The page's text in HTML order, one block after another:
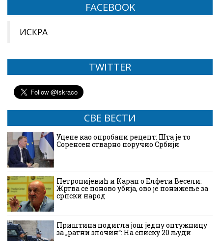
FACEBOOK
ИСКРА
TWITTER
СВЕ ВЕСТИ
Уцене као опробани рецепт: Шта је то
Соренсен стварно поручио Србији
Петронијевић и Каран о Елфети Весели:
Жртва се поново убија, ово је понижење за
српски народ
Приштина подигла још једну оптужницу
за „ратни злочин“: На списку 20 људи